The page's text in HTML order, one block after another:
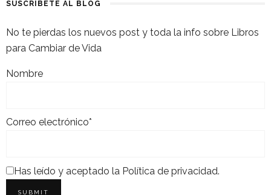
SUSCRÍBETE AL BLOG
No te pierdas los nuevos post y toda la info sobre Libros
para Cambiar de Vida
Nombre
Correo electrónico*
Has leído y aceptado la Política de privacidad.